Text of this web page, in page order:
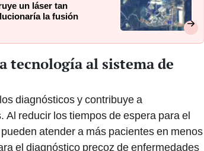
un láser tan
la fusión
tecnología al sistema de
diagnósticos y contribuye a
reducir los tiempos de espera para el
atender a más pacientes en menos
el diagnóstico precoz de enfermedades